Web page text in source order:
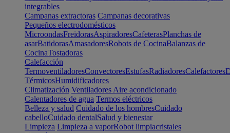
integrables
Campanas extractoras Campanas decorativas
Pequeños electrodomésticos
MicroondasFreidorasAspiradoresCafeterasPlanchas de
asarBatidorasAmasadoresRobots de CocinaBalanzas de
CocinaTostadoras
Calefacción
TermoventiladoresConvectoresEstufasRadiadoresCalefactores
TérmicosHumidificadores
Climatización Ventiladores Aire acondicionado
Calentadores de agua Termos eléctricos
Belleza y salud Cuidado de los hombresCuidado
cabelloCuidado dentalSalud y bienestar
Limpieza Limpieza a vaporRobot limpiacristales